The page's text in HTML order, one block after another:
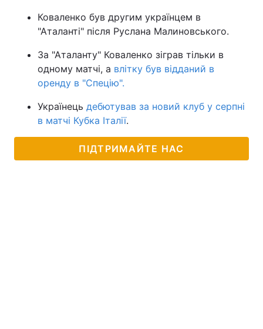
Коваленко був другим українцем в
"Аталанті" після Руслана Малиновського.
За "Аталанту" Коваленко зіграв тільки в
одному матчі, а влітку був відданий в
оренду в "Спецію".
Українець дебютував за новий клуб у серпні
в матчі Кубка Італії.
ПІДТРИМАЙТЕ НАС